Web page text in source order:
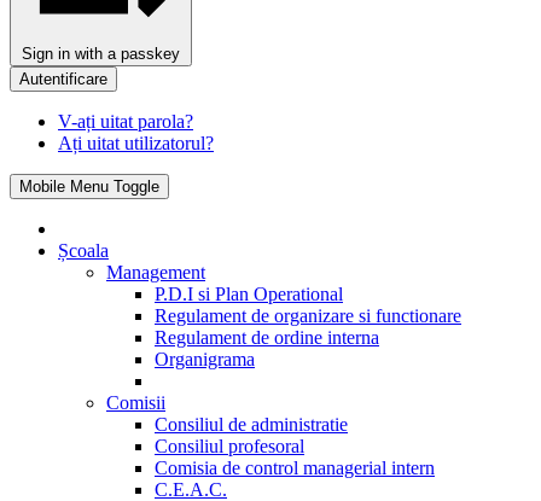
Sign in with a passkey
Autentificare
V-ați uitat parola?
Ați uitat utilizatorul?
Mobile Menu Toggle
Școala
Management
P.D.I si Plan Operational
Regulament de organizare si functionare
Regulament de ordine interna
Organigrama
Comisii
Consiliul de administratie
Consiliul profesoral
Comisia de control managerial intern
C.E.A.C.